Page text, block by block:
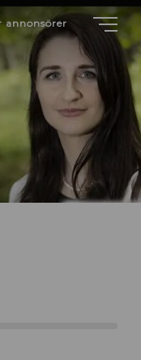
annonsörer